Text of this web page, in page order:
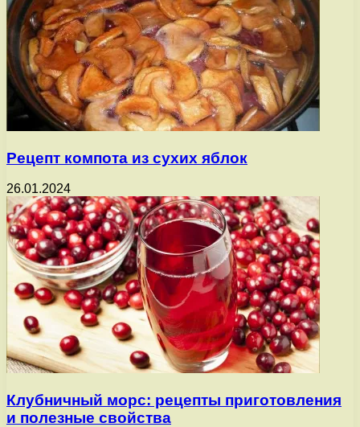
Рецепт компота из сухих яблок
26.01.2024
Клубничный морс: рецепты приготовления
и полезные свойства